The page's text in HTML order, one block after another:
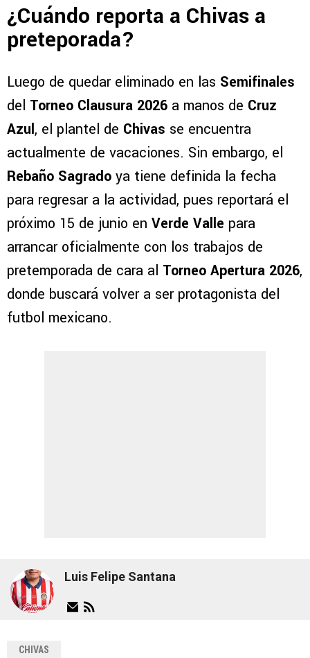
¿Cuándo reporta a Chivas a
preteporada?
Luego de quedar eliminado en las Semifinales
del Torneo Clausura 2026 a manos de Cruz
Azul, el plantel de Chivas se encuentra
actualmente de vacaciones. Sin embargo, el
Rebaño Sagrado ya tiene definida la fecha
para regresar a la actividad, pues reportará el
próximo 15 de junio en Verde Valle para
arrancar oficialmente con los trabajos de
pretemporada de cara al Torneo Apertura 2026,
donde buscará volver a ser protagonista del
futbol mexicano.
Luis Felipe Santana
CHIVAS